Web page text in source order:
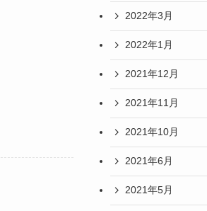
2022年3月
2022年1月
2021年12月
2021年11月
2021年10月
2021年6月
2021年5月